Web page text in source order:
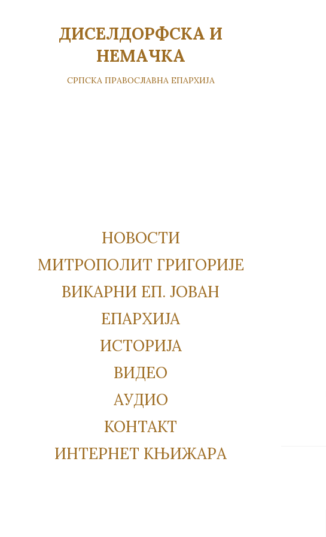
ДИСЕЛДОРФСКА И
НЕМАЧКА
СРПСКА ПРАВОСЛАВНА ЕПАРХИЈА
НОВОСТИ
МИТРОПОЛИТ ГРИГОРИЈЕ
ВИКАРНИ ЕП. ЈОВАН
ЕПАРХИЈА
ИСТОРИЈА
ВИДЕО
АУДИО
КОНТАКТ
ИНТЕРНЕТ КЊИЖАРА